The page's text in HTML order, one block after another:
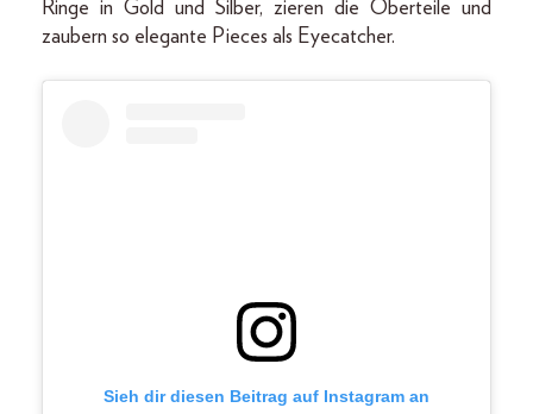
Ringe in Gold und Silber, zieren die Oberteile und
zaubern so elegante Pieces als Eyecatcher.
Sieh dir diesen Beitrag auf Instagram an